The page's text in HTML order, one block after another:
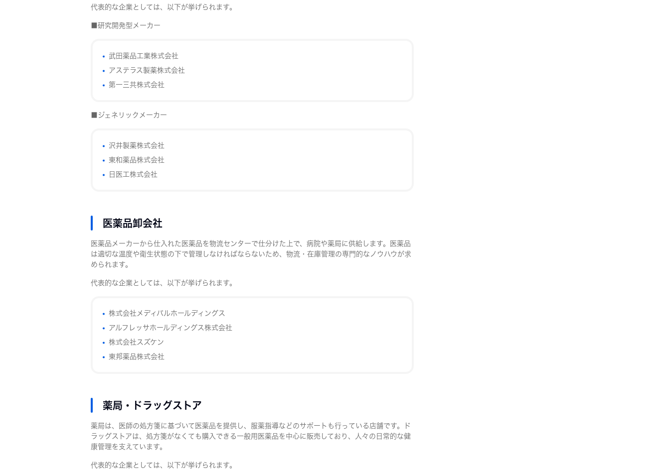
代表的な企業としては、以下が挙げられます。
■研究開発型メーカー
武田薬品工業株式会社
アステラス製薬株式会社
第一三共株式会社
■ジェネリックメーカー
沢井製薬株式会社
東和薬品株式会社
日医工株式会社
医薬品卸会社
医薬品メーカーから仕入れた医薬品を物流センターで仕分けた上で、病院や薬局に供給します。医薬品
は適切な温度や衛生状態の下で管理しなければならないため、物流・在庫管理の専門的なノウハウが求
められます。
代表的な企業としては、以下が挙げられます。
株式会社メディパルホールディングス
アルフレッサホールディングス株式会社
株式会社スズケン
東邦薬品株式会社
薬局・ドラッグストア
薬局は、医師の処方箋に基づいて医薬品を提供し、服薬指導などのサポートも行っている店舗です。ド
ラッグストアは、処方箋がなくても購入できる一般用医薬品を中心に販売しており、人々の日常的な健
康管理を支えています。
代表的な企業としては、以下が挙げられます。